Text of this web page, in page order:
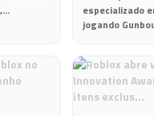
especializado
jogando